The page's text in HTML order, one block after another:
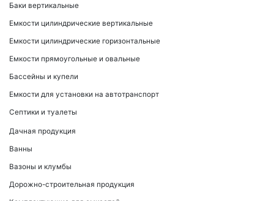
Баки вертикальные
Емкости цилиндрические вертикальные
Емкости цилиндрические горизонтальные
Емкости прямоугольные и овальные
Бассейны и купели
Емкости для установки на автотранспорт
Септики и туалеты
Дачная продукция
Ванны
Вазоны и клумбы
Дорожно-строительная продукция